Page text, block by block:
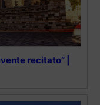
recitato” |